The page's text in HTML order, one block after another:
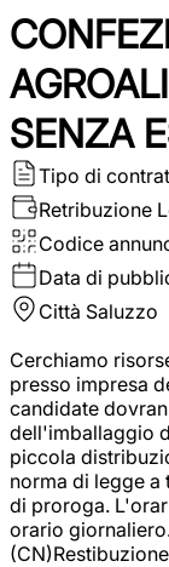
SENZA
Tipo di
Retribuzione
Codice
Data di
Città Saluzzo
Cerchiamo
presso impresa
candidate
dell'imballaggio
piccola
norma di legge
di proroga.
orario